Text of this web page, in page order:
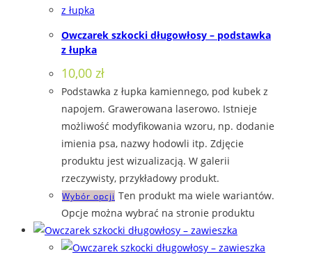
Owczarek szkocki długowłosy – podstawka
z łupka
10,00 zł
Podstawka z łupka kamiennego, pod kubek z
napojem. Grawerowana laserowo. Istnieje
możliwość modyfikowania wzoru, np. dodanie
imienia psa, nazwy hodowli itp. Zdjęcie
produktu jest wizualizacją. W galerii
rzeczywisty, przykładowy produkt.
Wybór opcji Ten produkt ma wiele wariantów.
Opcje można wybrać na stronie produktu